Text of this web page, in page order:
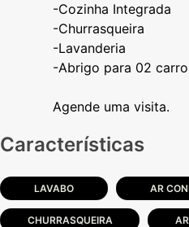
-Cozinha Integrada
-Churrasqueira
-Lavanderia
-Abrigo para 02
Características
LAVABO AR
CHURRASQUEIRA